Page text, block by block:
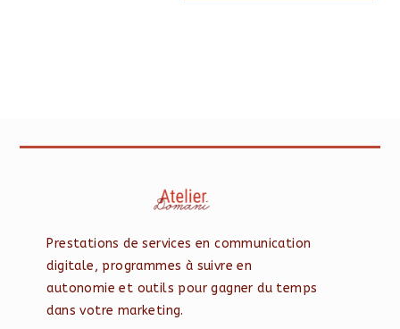
Prestations de services en communication
digitale, programmes à suivre en
autonomie et outils pour gagner du temps
dans votre marketing.